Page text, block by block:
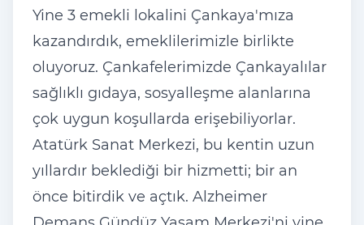
Yine 3 emekli lokalini Çankaya'mıza
kazandırdık, emeklilerimizle birlikte
oluyoruz. Çankafelerimizde Çankayalılar
sağlıklı gıdaya, sosyalleşme alanlarına
çok uygun koşullarda erişebiliyorlar.
Atatürk Sanat Merkezi, bu kentin uzun
yıllardır beklediği bir hizmetti; bir an
önce bitirdik ve açtık. Alzheimer